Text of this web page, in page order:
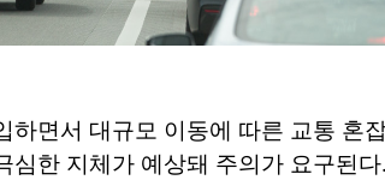
면서 대규모 이동에 따른 교통 혼
심한 지체가 예상돼 주의가 요구된